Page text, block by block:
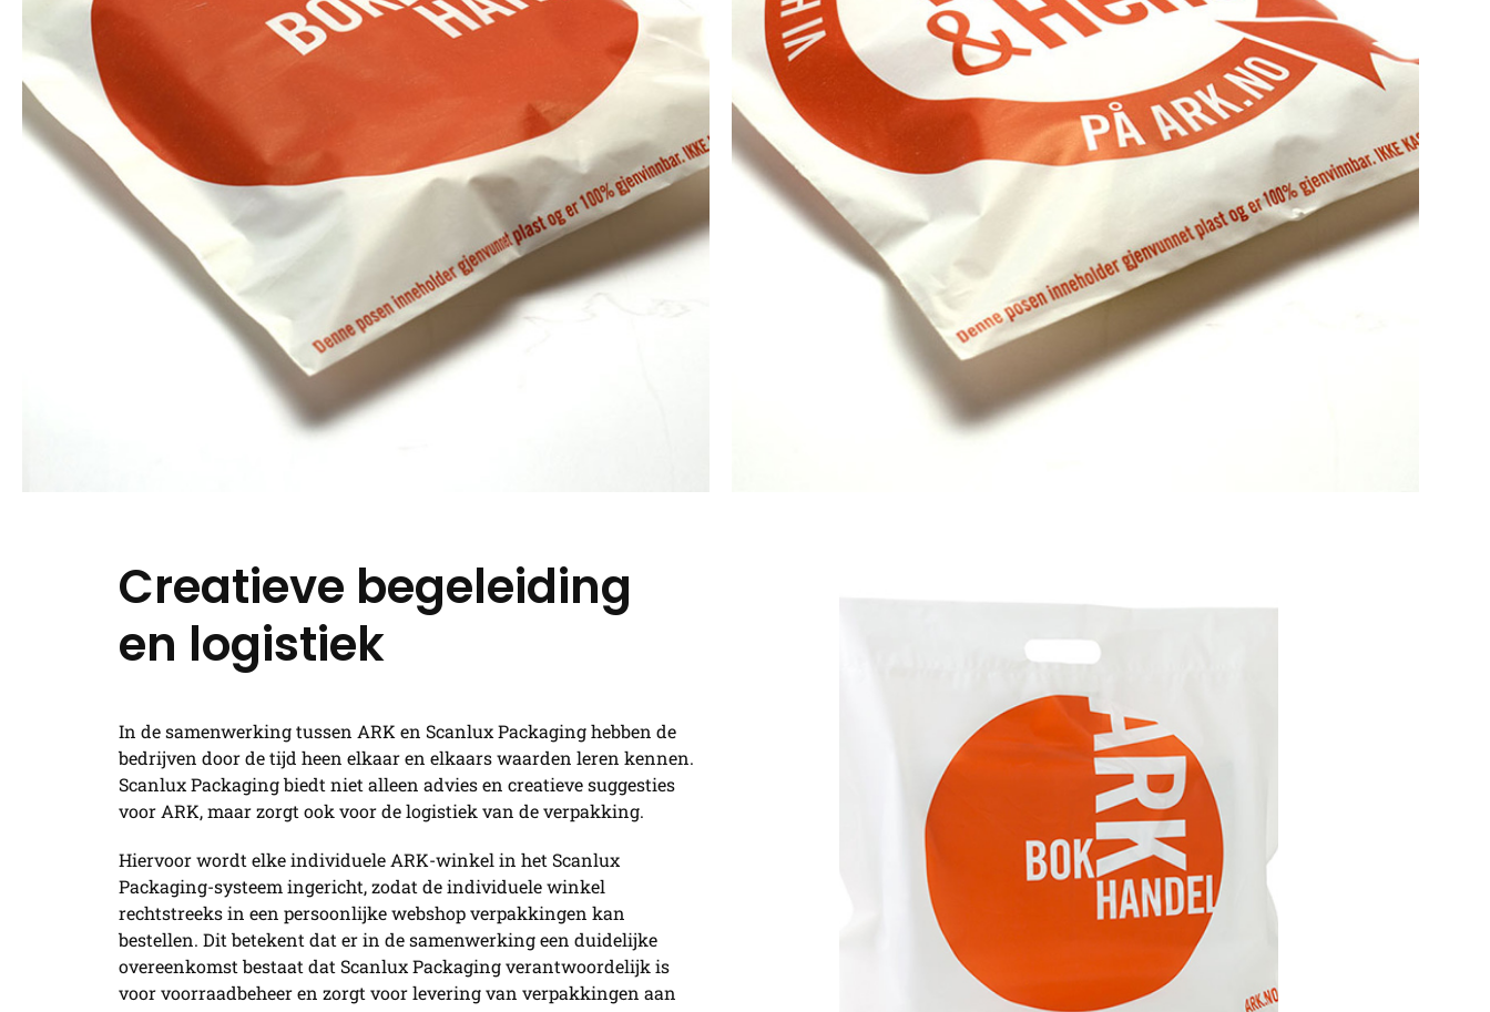
Creatieve begeleiding
en logistiek
In de samenwerking tussen ARK en Scanlux Packaging hebben de
bedrijven door de tijd heen elkaar en elkaars waarden leren kennen.
Scanlux Packaging biedt niet alleen advies en creatieve suggesties
voor ARK, maar zorgt ook voor de logistiek van de verpakking.
Hiervoor wordt elke individuele ARK-winkel in het Scanlux
Packaging-systeem ingericht, zodat de individuele winkel
rechtstreeks in een persoonlijke webshop verpakkingen kan
bestellen. Dit betekent dat er in de samenwerking een duidelijke
overeenkomst bestaat dat Scanlux Packaging verantwoordelijk is
voor voorraadbeheer en zorgt voor levering van verpakkingen aan